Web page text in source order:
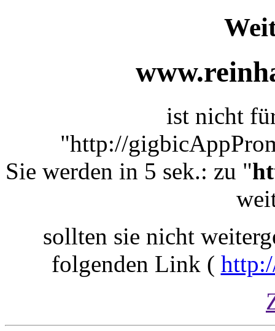
ist nicht
"http://
Sie werden in 5 sek.: zu "
sollten sie nicht
folgenden Link (